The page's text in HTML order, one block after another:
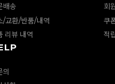
배송
/교환/반품/내역
리뷰 내역
회
쿠
적
의